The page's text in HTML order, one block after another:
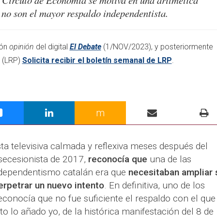
son el mayor respaldo independentista.
opinión del digital El Debate(1/NOV/2023), y posteriormente
(LRP) Solicita recibir el boletín semanal de LRP.​
m
televisiva calmada y reflexiva meses después del
de 2017, reconocía que una de las
catalán era que necesitaban ampliar
un nuevo intento. En definitiva, uno de los
que no fue suficiente el respaldo con el que
lo añado yo, de la histórica manifestación del 8 de